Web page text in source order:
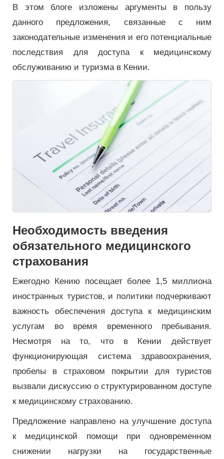
В этом блоге изложены аргументы в пользу
данного предложения, связанные с ним
законодательные изменения и его потенциальные
последствия для доступа к медицинскому
обслуживанию и туризма в Кении.
Необходимость введения
обязательного медицинского
страхования
Ежегодно Кению посещает более 1,5 миллиона
иностранных туристов, и политики подчеркивают
важность обеспечения доступа к медицинским
услугам во время временного пребывания.
Несмотря на то, что в Кении действует
функционирующая система здравоохранения,
пробелы в страховом покрытии для туристов
вызвали дискуссию о структурированном доступе
к медицинскому страхованию.
Предложение направлено на улучшение доступа
к медицинской помощи при одновременном
снижении нагрузки на государственные